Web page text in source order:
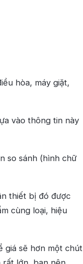
hòa, máy giặt,
vào thông tin này
so sánh (hình chữ
thiết bị đó được
cùng loại, hiệu
giá sẽ hơn một chút